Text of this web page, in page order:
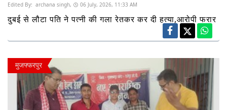
Edited By: archana singh, 06 July, 2026, 11:33 AM
दुबई से लौटा पति ने पत्नी की गला रेतकर कर दी हत्या,आरोपी फरार
मुजफ्फरपुर